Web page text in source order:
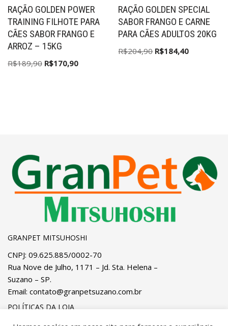
RAÇÃO GOLDEN POWER
TRAINING FILHOTE PARA
CÃES SABOR FRANGO E
ARROZ – 15KG
R$189,90 R$170,90
RAÇÃO GOLDEN SPECIAL
SABOR FRANGO E CARNE
PARA CÃES ADULTOS 20KG
R$204,90 R$184,40
GRANPET MITSUHOSHI
CNPJ: 09.625.885/0002-70
Rua Nove de Julho, 1171 – Jd. Sta. Helena –
Suzano – SP.
Email: contato@granpetsuzano.com.br
POLÍTICAS DA LOJA